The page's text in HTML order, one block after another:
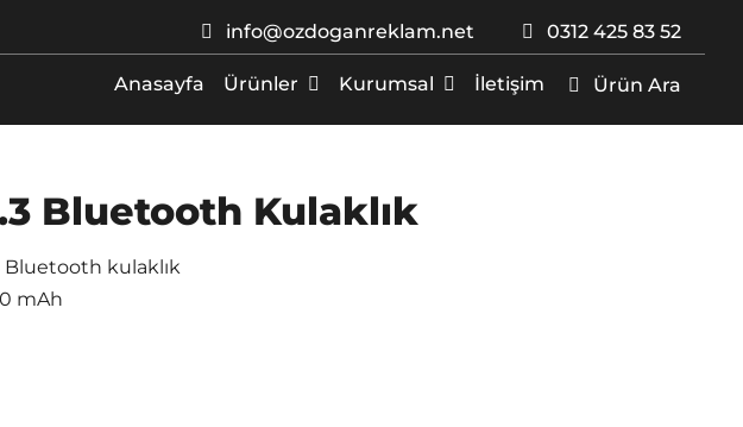
info@ozdoganreklam.net 0312 425 83 52
Anasayfa Ürünler Kurumsal İletişim Ürün Ara
Bluetooth Kulaklık
Bluetooth kulaklık
mAh